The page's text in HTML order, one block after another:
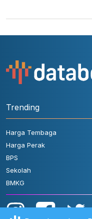
Trending
Harga Tembaga
Harga Perak
BPS
Sekolah
BMKG